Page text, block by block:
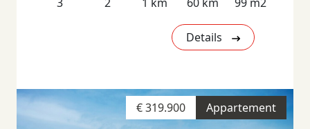
Details
Appartement
€ 319.900